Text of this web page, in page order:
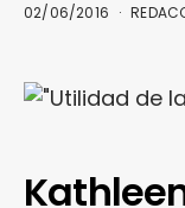
02/06/2016